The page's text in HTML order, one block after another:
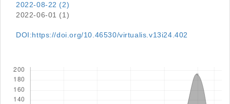
2022-08-22 (2)
2022-06-01 (1)
DOI:https://doi.org/10.46530/virtualis.v13i24.402